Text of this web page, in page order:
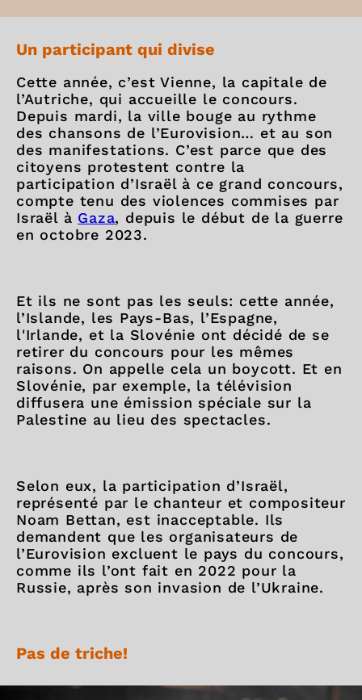
Un participant qui divise
Cette année, c’est Vienne, la capitale de
l’Autriche, qui accueille le concours.
Depuis mardi, la ville bouge au rythme
des chansons de l’Eurovision… et au son
des manifestations. C’est parce que des
citoyens protestent contre la
participation d’Israël à ce grand concours,
compte tenu des violences commises par
Israël à Gaza, depuis le début de la guerre
en octobre 2023.
Et ils ne sont pas les seuls: cette année,
l’Islande, les Pays-Bas, l’Espagne,
l'Irlande, et la Slovénie ont décidé de se
retirer du concours pour les mêmes
raisons. On appelle cela un boycott. Et en
Slovénie, par exemple, la télévision
diffusera une émission spéciale sur la
Palestine au lieu des spectacles.
Selon eux, la participation d’Israël,
représenté par le chanteur et compositeur
Noam Bettan, est inacceptable. Ils
demandent que les organisateurs de
l’Eurovision excluent le pays du concours,
comme ils l’ont fait en 2022 pour la
Russie, après son invasion de l’Ukraine.
Pas de triche!